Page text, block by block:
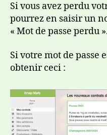
Si vous avez perdu
pourrez en saisir un
« Mot de passe perdu
Si votre mot de passe
obtenir ceci :